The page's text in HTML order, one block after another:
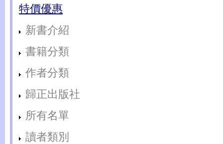
特價優惠
新書介紹
書籍分類
作者分類
歸正出版社
所有名單
讀者類別